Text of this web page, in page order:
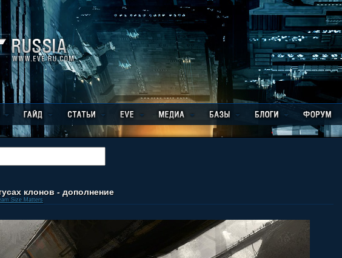
клонов - дополнение
Size Matters